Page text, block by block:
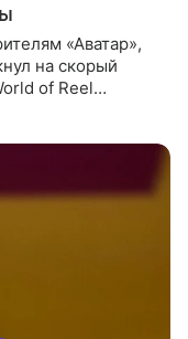
«Аватар»,
на скорый
of Reel